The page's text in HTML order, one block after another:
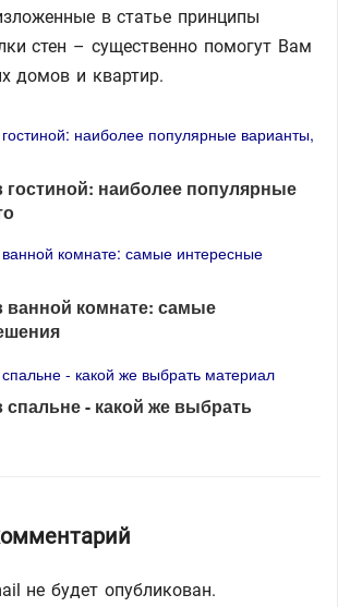
в статье принципы
стен – существенно помогут Вам
домов и квартир.
гостиной: наиболее популярные
ванной комнате: самые
спальне - какой же выбрать
не будет опубликован.